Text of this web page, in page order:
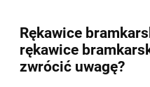
Rękawice
rękawice
zwrócić uwagę?